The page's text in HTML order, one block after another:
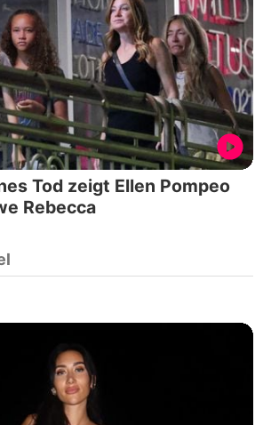
Tod zeigt Ellen Pompeo
Rebecca